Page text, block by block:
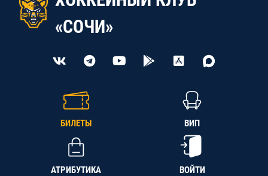
«СОЧИ»
БИЛЕТЫ ВИП
АТРИБУТИКА ВОЙТИ